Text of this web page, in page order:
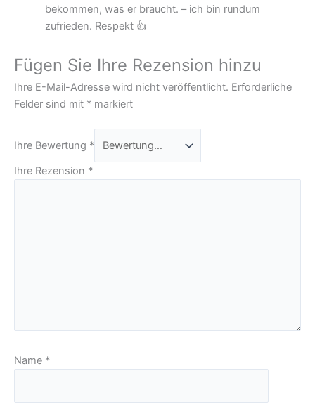
bekommen, was er braucht. – ich bin rundum
zufrieden. Respekt 👍
Fügen Sie Ihre Rezension hinzu
Ihre E-Mail-Adresse wird nicht veröffentlicht. Erforderliche
Felder sind mit * markiert
Ihre Bewertung *
Ihre Rezension *
Name *